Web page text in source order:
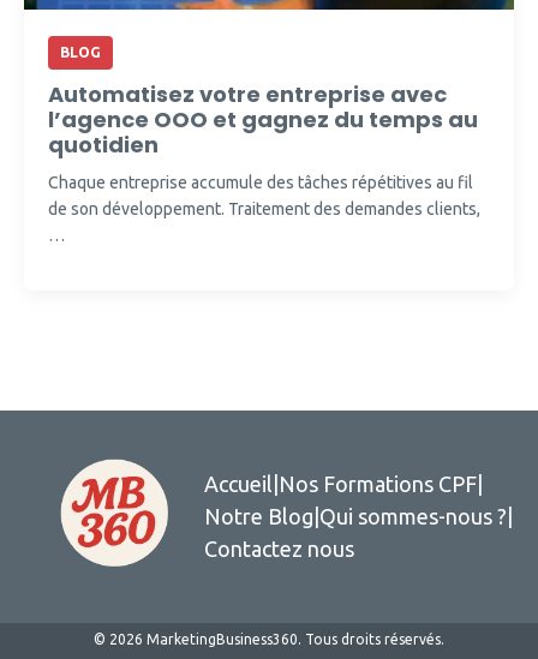
BLOG
Automatisez votre entreprise avec
l’agence OOO et gagnez du temps au
quotidien
Chaque entreprise accumule des tâches répétitives au fil
de son développement. Traitement des demandes clients,
…
Accueil Nos Formations CPF
Notre Blog Qui sommes-nous ?
Contactez nous
© 2026 MarketingBusiness360. Tous droits réservés.